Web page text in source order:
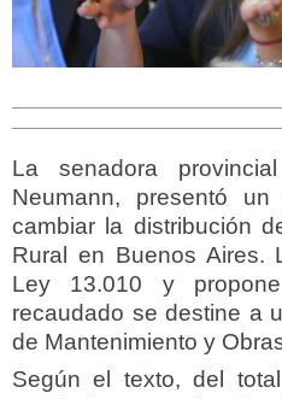
La senadora
Neumann, presentó
cambiar la distribución
Rural en Buenos Aires.
Ley 13.010 y
recaudado se destine a
de Mantenimiento y
Según el texto, del